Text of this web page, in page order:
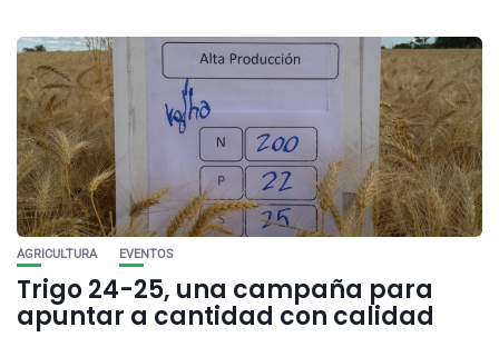
AGRICULTURA EVENTOS
Trigo 24-25, una campaña para
apuntar a cantidad con calidad